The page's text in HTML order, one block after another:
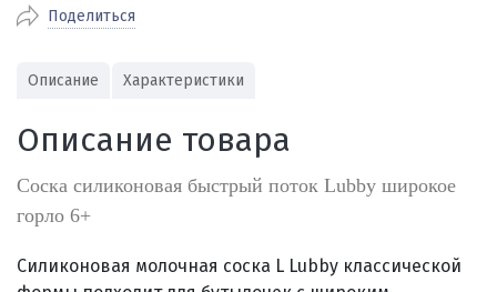
доставка
стоимость доставки
службами Пэк, Кит, Луч, Сдэк, Озон
доставка, Почта РФ или любой другой
транспортной компанией на Ваш выбор
Наличными при получении (для
городов)
городов)
Онлайн через СБП
Поделиться
Описание Характеристики
Описание товара
Соска силиконовая быстрый поток Lubby широкое
горло 6+
Силиконовая молочная соска L Lubby классической